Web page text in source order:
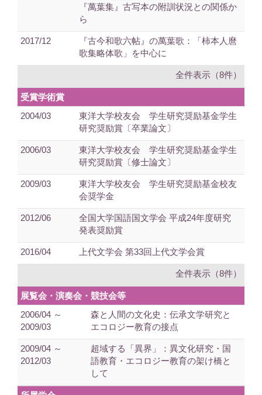
『萬葉集』古写本の附訓状況との関係か
ら
2017/12
『古今和歌六帖』の萬葉歌：「柿本人麿
歌集略体歌」を中心に
全件表示（8件）
受賞学術賞
2004/03
東洋大学校友会 学生研究奨励基金学生
研究奨励賞〔卒業論文〕
2006/03
東洋大学校友会 学生研究奨励基金学生
研究奨励賞〔修士論文〕
2009/03
東洋大学校友会 学生研究奨励基金校友
会奨学金
2012/06
全国大学国語国文学会 平成24年度研究
発表奨励賞
2016/04 上代文学会 第33回上代文学会賞
全件表示（8件）
展覧会・演奏会・競技会等
2006/04 ～
2009/03
森と人間の文化史：伝承文学研究と
エコロジー教育の接点
2009/04 ～
2012/03
超域する「異界」：異文化研究・国
語教育・エコロジー教育の架け橋と
して